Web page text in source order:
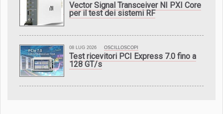
Vector Signal Transceiver NI PXI Core
per il test dei sistemi RF
08 LUG 2026 OSCILLOSCOPI
Test ricevitori PCI Express 7.0 fino a
128 GT/s